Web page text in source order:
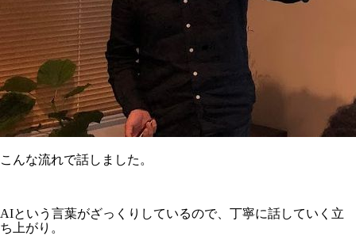
こんな流れで話しました。
AIという言葉がざっくりしているので、丁寧に話していく立
ち上がり。